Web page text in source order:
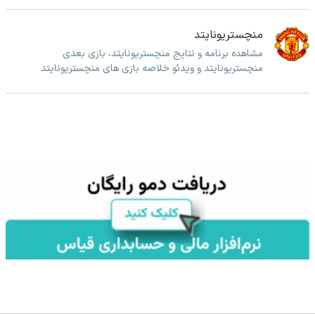
منچستریونایتد
مشاهده برنامه و نتایج منچستریونایتد، بازی بعدی
منچستریونایتد و ویدئو خلاصه بازی های منچستریونایتد